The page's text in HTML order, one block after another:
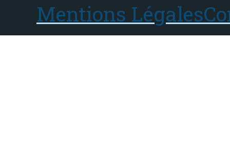
Mentions Légales